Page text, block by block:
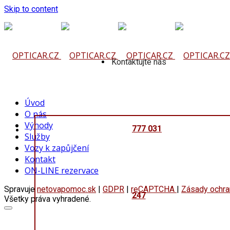
Skip to content
Kontaktujte nás
777 031
247
Úvod
O nás
Výhody
Služby
Vozy k zapůjčení
Kontakt
ON-LINE rezervace
Spravuje netovapomoc.sk | GDPR | reCAPTCHA | Zásady
Všetky práva vyhradené.